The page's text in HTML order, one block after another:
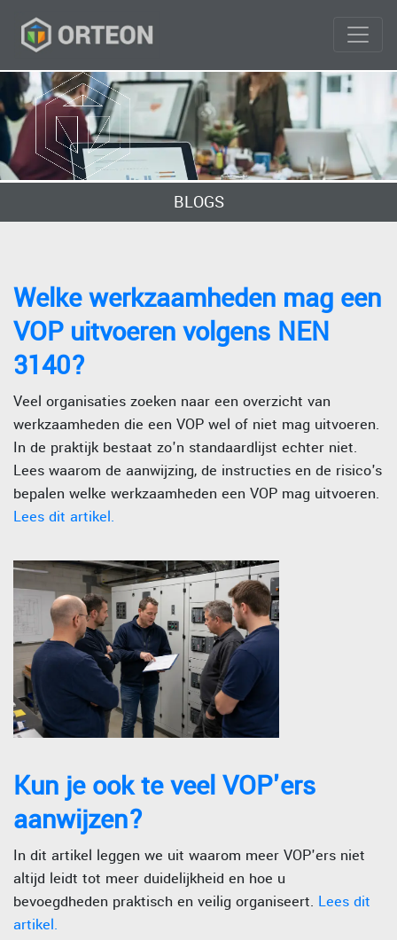
BLOGS
Welke werkzaamheden mag een
VOP uitvoeren volgens NEN
3140?
Veel organisaties zoeken naar een overzicht van
werkzaamheden die een VOP wel of niet mag uitvoeren.
In de praktijk bestaat zo'n standaardlijst echter niet.
Lees waarom de aanwijzing, de instructies en de risico's
bepalen welke werkzaamheden een VOP mag uitvoeren.
Lees dit artikel.
Kun je ook te veel VOP'ers
aanwijzen?
In dit artikel leggen we uit waarom meer VOP'ers niet
altijd leidt tot meer duidelijkheid en hoe u
bevoegdheden praktisch en veilig organiseert. Lees dit
artikel.